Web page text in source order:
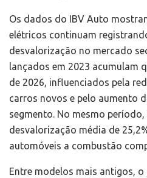
Os dados do IBV Auto
elétricos continuam
desvalorização no mercado
lançados em 2023 acumulam
de 2026, influenciados pela
carros novos e pelo aumento
segmento. No mesmo
desvalorização média de
automóveis a combustão
Entre modelos mais antigos,